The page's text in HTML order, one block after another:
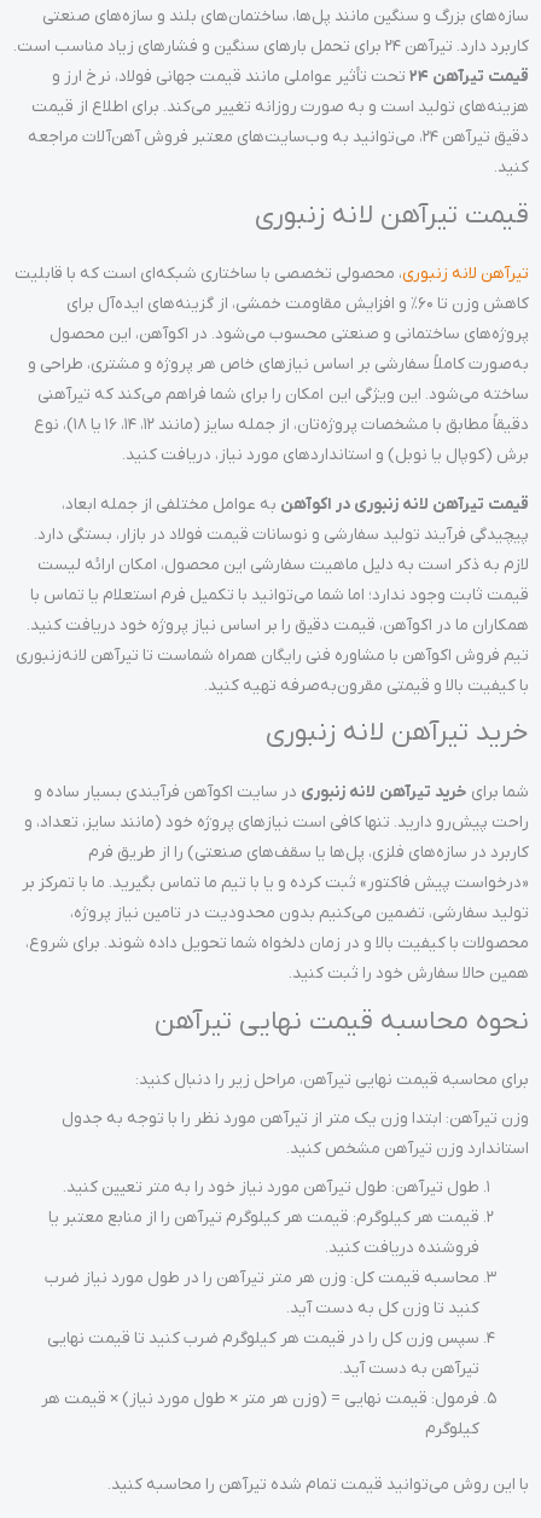
سازه‌های بزرگ و سنگین مانند پل‌ها، ساختمان‌های بلند و سازه‌های صنعتی
کاربرد دارد. تیرآهن 24 برای تحمل بارهای سنگین و فشارهای زیاد مناسب است.
قیمت تیرآهن 24
تحت تأثیر عواملی مانند قیمت جهانی فولاد، نرخ ارز و
هزینه‌های تولید است و به صورت روزانه تغییر می‌کند. برای اطلاع از قیمت
دقیق تیرآهن 24، می‌توانید به وب‌سایت‌های معتبر فروش آهن‌آلات مراجعه
کنید.
قیمت تیرآهن لانه زنبوری
تیرآهن لانه زنبوری، محصولی تخصصی با ساختاری شبکه‌ای است که با قابلیت
کاهش وزن تا ۶۰٪ و افزایش مقاومت خمشی، از گزینه‌‌های ایده‌آل برای
پروژه‌های ساختمانی و صنعتی محسوب می‌شود. در اکوآهن، این محصول
به‌صورت کاملاً سفارشی بر اساس نیازهای خاص هر پروژه و مشتری، طراحی و
ساخته می‌شود. این ویژگی این امکان را برای شما فراهم می‌کند که تیرآهنی
دقیقاً مطابق با مشخصات پروژه‌تان، از جمله سایز (مانند ۱۲، ۱۴، ۱۶ یا ۱۸)، نوع
برش (کوپال یا نوبل) و استانداردهای مورد نیاز، دریافت کنید.
قیمت تیرآهن لانه زنبوری در اکوآهن به عوامل مختلفی از جمله ابعاد،
پیچیدگی فرآیند تولید سفارشی و نوسانات قیمت فولاد در بازار، بستگی دارد.
لازم به ذکر است به دلیل ماهیت سفارشی این محصول، امکان ارائه لیست
قیمت ثابت وجود ندارد؛ اما شما می‌توانید با تکمیل فرم استعلام یا تماس با
همکاران ما در اکوآهن، قیمت دقیق را بر اساس نیاز پروژه خود دریافت کنید.
تیم فروش اکوآهن با مشاوره فنی رایگان همراه شماست تا تیرآهن لانه‌زنبوری
با کیفیت بالا و قیمتی مقرون‌به‌صرفه تهیه کنید.
خرید تیرآهن لانه زنبوری
شما برای خرید تیرآهن لانه زنبوری در سایت اکوآهن فرآیندی بسیار ساده و
راحت پیش‌رو دارید. تنها کافی است نیازهای پروژه خود (مانند سایز، تعداد، و
کاربرد در سازه‌های فلزی، پل‌ها یا سقف‌های صنعتی) را از طریق فرم
«درخواست پیش فاکتور» ثبت کرده و یا با تیم ما تماس بگیرید. ما با تمرکز بر
تولید سفارشی، تضمین می‌کنیم بدون محدودیت در تامین نیاز پروژه،
محصولات با کیفیت بالا و در زمان دلخواه شما تحویل داده شوند. برای شروع،
همین حالا سفارش خود را ثبت کنید.
نحوه محاسبه قیمت نهایی تیرآهن
برای محاسبه قیمت نهایی تیرآهن، مراحل زیر را دنبال کنید:
وزن تیرآهن: ابتدا وزن یک متر از تیرآهن مورد نظر را با توجه به جدول
استاندارد وزن تیرآهن مشخص کنید.
طول تیرآهن: طول تیرآهن مورد نیاز خود را به متر تعیین کنید.
قیمت هر کیلوگرم: قیمت هر کیلوگرم تیرآهن را از منابع معتبر یا
فروشنده دریافت کنید.
محاسبه قیمت کل: وزن هر متر تیرآهن را در طول مورد نیاز ضرب
کنید تا وزن کل به دست آید.
سپس وزن کل را در قیمت هر کیلوگرم ضرب کنید تا قیمت نهایی
تیرآهن به دست آید.
فرمول: قیمت نهایی = (وزن هر متر × طول مورد نیاز) × قیمت هر
کیلوگرم
با این روش می‌توانید قیمت تمام شده تیرآهن را محاسبه کنید.